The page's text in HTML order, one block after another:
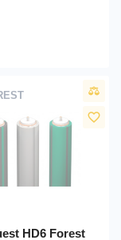
favorite_border
HD6 Forest